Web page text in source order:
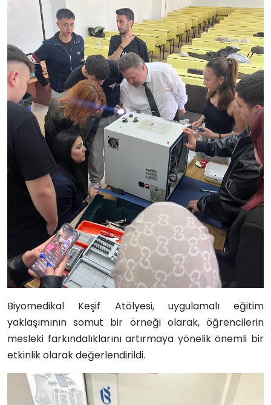
Biyomedikal Keşif Atölyesi, uygulamalı eğitim
yaklaşımının somut bir örneği olarak, öğrencilerin
mesleki farkındalıklarını artırmaya yönelik önemli bir
etkinlik olarak değerlendirildi.